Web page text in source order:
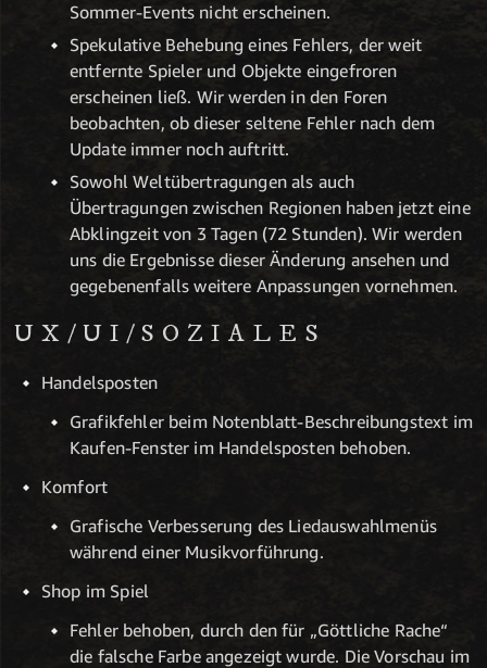
Sommer-Events nicht erscheinen.
Spekulative Behebung eines Fehlers, der weit
entfernte Spieler und Objekte eingefroren
erscheinen ließ. Wir werden in den Foren
beobachten, ob dieser seltene Fehler nach dem
Update immer noch auftritt.
Sowohl Weltübertragungen als auch
Übertragungen zwischen Regionen haben jetzt eine
Abklingzeit von 3 Tagen (72 Stunden). Wir werden
uns die Ergebnisse dieser Änderung ansehen und
gegebenenfalls weitere Anpassungen vornehmen.
UX/UI/SOZIALES
Handelsposten
Grafikfehler beim Notenblatt-Beschreibungstext im
Kaufen-Fenster im Handelsposten behoben.
Komfort
Grafische Verbesserung des Liedauswahlmenüs
während einer Musikvorführung.
Shop im Spiel
Fehler behoben, durch den für „Göttliche Rache“
die falsche Farbe angezeigt wurde. Die Vorschau im